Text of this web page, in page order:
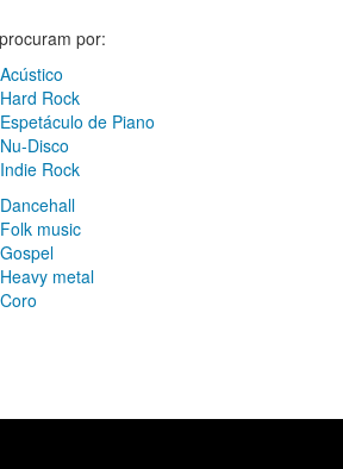
por:
Rock
de Piano
Disco
Rock
music
metal